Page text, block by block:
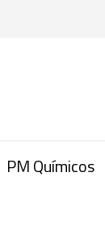
PM Químicos